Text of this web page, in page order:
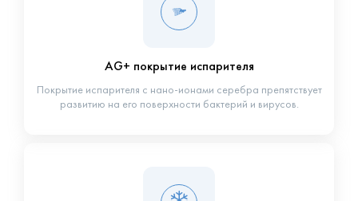
AG+ покрытие испарителя
Покрытие испарителя с нано-ионами серебра препятствует
развитию на его поверхности бактерий и вирусов.